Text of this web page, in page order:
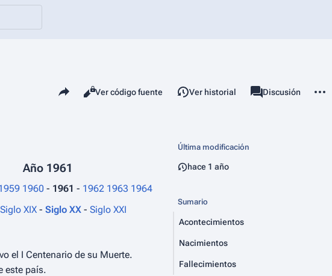
Comparte esta página
Vistas
Leer
Ver código fuente Ver historial associated-pages
Página
Discusión
Año 1961
1960 - 1961 - 1962 1963 1964
Siglo XIX - Siglo XX - Siglo XXI
el I Centenario de su Muerte.
este país.
Última modificación
hace 1 año
Sumario
Acontecimientos
Nacimientos
Fallecimientos